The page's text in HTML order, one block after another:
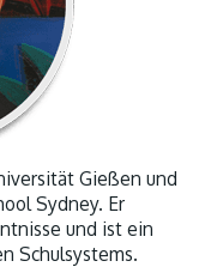
Gießen und
Sydney. Er
und ist ein
Schulsystems.